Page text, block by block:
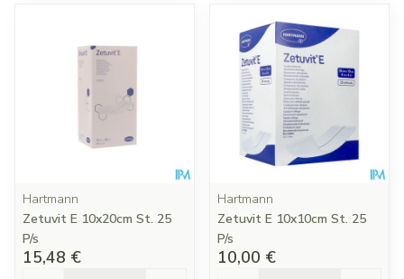
Hartmann
Zetuvit E 10x20cm St. 25
P/s
15,48 €
Hartmann
Zetuvit E 10x10cm St. 25
P/s
10,00 €